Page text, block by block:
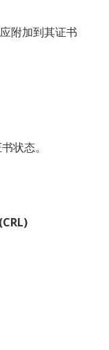
附加到其证书
状态。